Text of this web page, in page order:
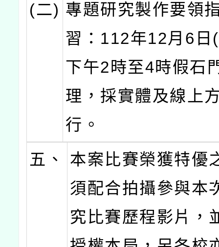
(二) 專題研究製作要領
習：112年12月6日
下午2時至4時假石
理，採實體及線上
行。
五、
本案比賽榮獲特優
須配合拍攝參與本
究比賽歷程影片，